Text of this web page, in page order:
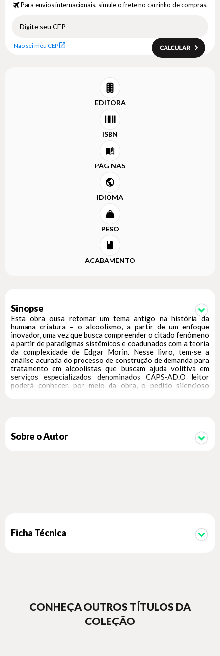
Para envios internacionais, simule o frete no carrinho de compras.
Não sei meu CEP
EDITORA
ISBN
PÁGINAS
IDIOMA
PESO
ACABAMENTO
Sinopse
Esta obra ousa retomar um tema antigo na história da
humana criatura – o alcoolismo, a partir de um enfoque
inovador, uma vez que busca compreender o citado fenômeno
a partir de paradigmas sistêmicos e coadunados com a teoria
da complexidade de Edgar Morin. Nesse livro, tem-se a
análise acurada do processo de construção de demanda para
tratamento em alcoolistas que buscam ajuda volitiva em
serviços especializados denominados CAPS-AD.O leitor
poderá conhecer, por meio da obra, o pedido silencioso
alcoolistas não conseguirem alcançar uma efetiva adesão ao
tratamento, situação esta erroneamente compreendida como
Sobre o Autor
Ficha Técnica
CONHEÇA OUTROS TÍTULOS DA
COLEÇÃO